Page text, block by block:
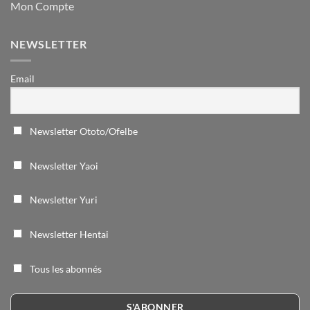
Mon Compte
NEWSLETTER
Email
Newsletter Ototo/Ofelbe
Newsletter Yaoi
Newsletter Yuri
Newsletter Hentai
Tous les abonnés